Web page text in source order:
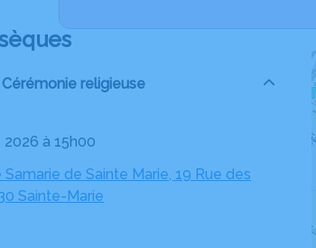
Cérémonie religieuse
2026 à 15h00
Samarie de Sainte Marie, 19 Rue des
Sainte-Marie